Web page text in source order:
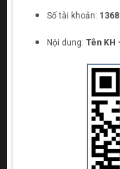
Số tài khoản:
Nội dung: Tên KH